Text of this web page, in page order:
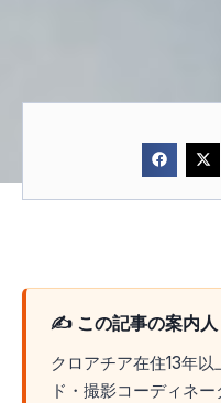
✍️ この記事の案内人
クロアチア在住13年
ド・撮影コーディネ